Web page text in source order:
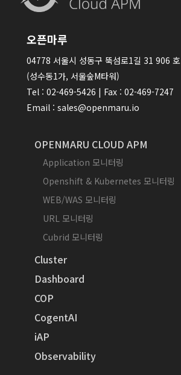
오픈마루
04778 서울시 성동구 뚝섬로1길 31 906 호
(성수동1가, 서울숲M타워)
Tel : 02-469-5426 | Fax : 02-469-7247
Email : sales@openmaru.io
OPENMARU CLOUD APM
Application 모니터링
Openshift & Kubernetes 모니터링
WEB/WAS 모니터링
URL 모니터링
Cubrid 모니터링
Cluster
Dashboard
COP
CogentAI
iAP
Observability